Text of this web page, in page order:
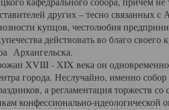
других – тесно связанных с
купцов, честолюбия
действовать во благо своего
Архангельска.
XVIII - XIX века он одновременно
города. Неслучайно, именно
а регламентация торжеств со
конфессионально-идеологической